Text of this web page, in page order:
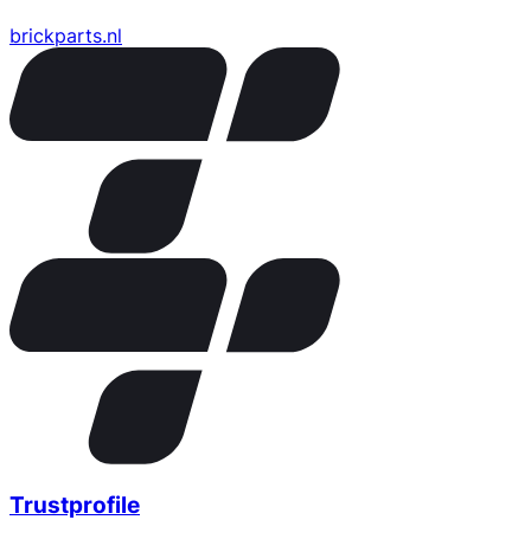
brickparts.nl
Trustprofile